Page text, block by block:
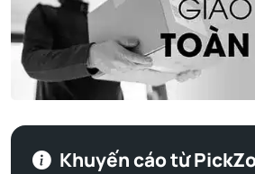
Để hiểu tại sao cây vợt pickleballnày
chúng ta cần nhìn vào bảng thông
- Bề mặt: Textured Carbon Fiber (Sợi
- Lõi (Core): 16mm Propulsion Core
Khuyến cáo từ